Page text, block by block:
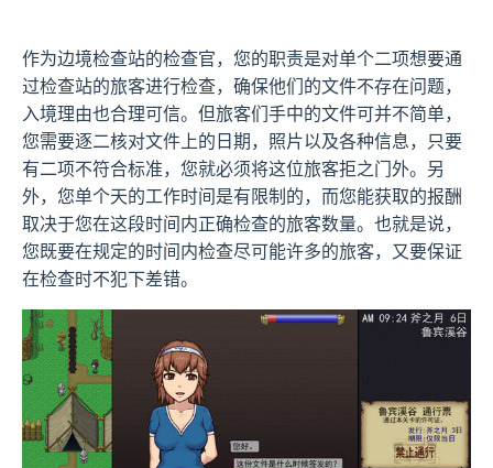
作为边境检查站的检查官，您的职责是对单个二项想要通
过检查站的旅客进行检查，确保他们的文件不存在问题，
入境理由也合理可信。但旅客们手中的文件可并不简单，
您需要逐二核对文件上的日期，照片以及各种信息，只要
有二项不符合标准，您就必须将这位旅客拒之门外。另
外，您单个天的工作时间是有限制的，而您能获取的报酬
取决于您在这段时间内正确检查的旅客数量。也就是说，
您既要在规定的时间内检查尽可能许多的旅客，又要保证
在检查时不犯下差错。